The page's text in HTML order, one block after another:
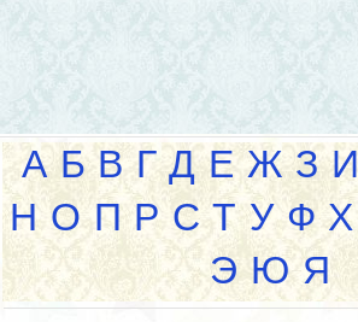
А Б В Г Д Е Ж З И
Н О П Р С Т У Ф Х
Э Ю Я